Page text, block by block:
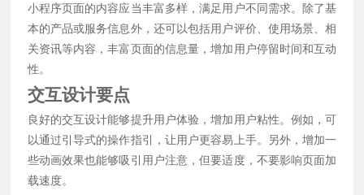
小程序页面的内容应当丰富多样，满足用户不同需求。除了基
本的产品或服务信息外，还可以包括用户评价、使用场景、相
关资讯等内容，丰富页面的信息量，增加用户停留时间和互动
性。
交互设计要点
良好的交互设计能够提升用户体验，增加用户粘性。例如，可
以通过引导式的操作指引，让用户更容易上手。另外，增加一
些动画效果也能够吸引用户注意，但要适度，不要影响页面加
载速度。